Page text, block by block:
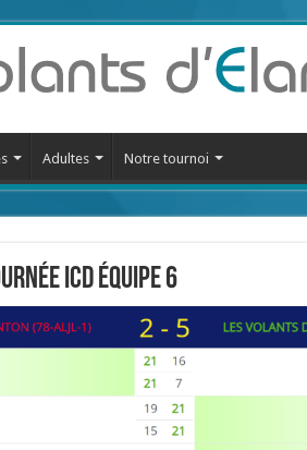
Adultes Notre tournoi
ICD équipe 6